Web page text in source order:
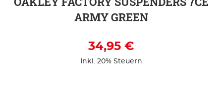
ARMY GREEN
34,95 €
Inkl. 20% Steuern